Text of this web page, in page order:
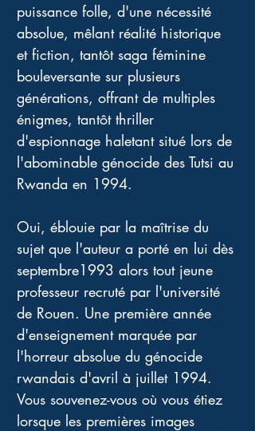
puissance folle, d'une nécessité
absolue, mêlant réalité historique
et fiction, tantôt saga féminine
bouleversante sur plusieurs
générations, offrant de multiples
énigmes, tantôt thriller
d'espionnage haletant situé lors de
l'abominable génocide des Tutsi au
Rwanda en 1994.
Oui, éblouie par la maîtrise du
sujet que l'auteur a porté en lui dès
septembre1993 alors tout jeune
professeur recruté par l'université
de Rouen. Une première année
d'enseignement marquée par
l'horreur absolue du génocide
rwandais d'avril à juillet 1994.
Vous souvenez-vous où vous étiez
lorsque les premières images